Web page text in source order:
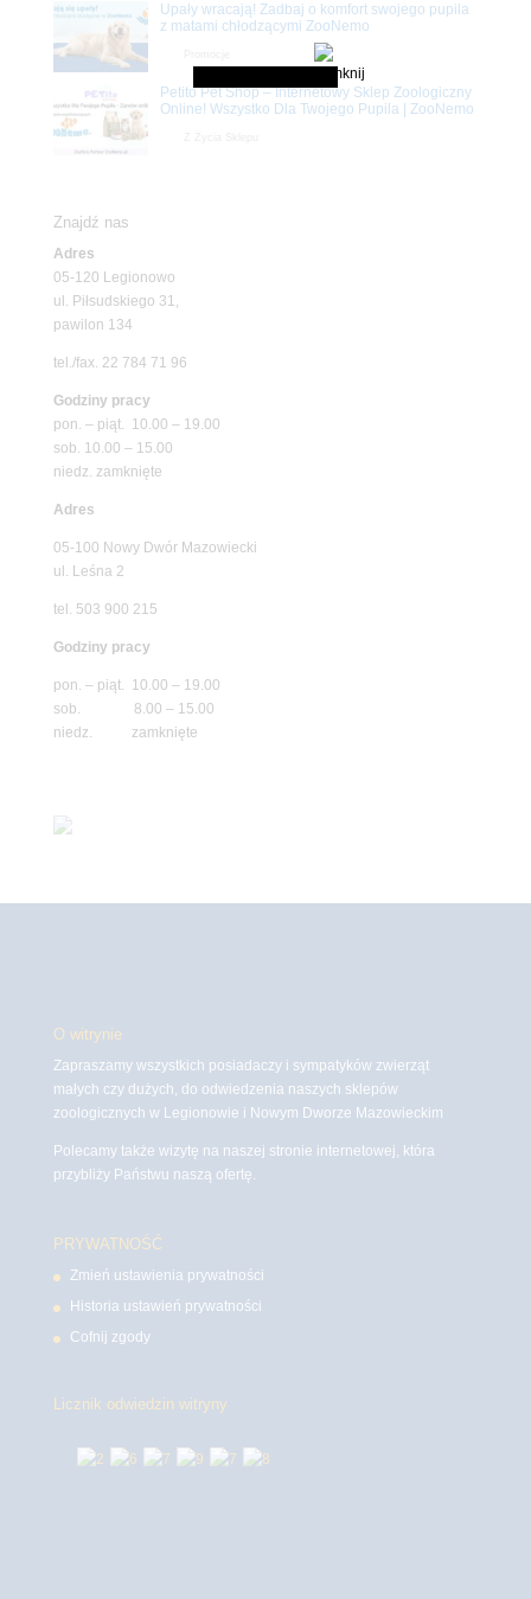
Upały wracają! Zadbaj o komfort swojego pupila
z matami chłodzącymi ZooNemo
Petito Pet Shop – Internetowy Sklep Zoologiczny
Online! Wszystko Dla Twojego Pupila | ZooNemo
Znajdź nas
Adres
05-120 Legionowo
ul. Piłsudskiego 31,
pawilon 134
tel./fax. 22 784 71 96
Godziny pracy
pon. – piąt. 10.00 – 19.00
sob. 10.00 – 15.00
niedz. zamknięte
Adres
05-100 Nowy Dwór Mazowiecki
ul. Leśna 2
tel. 503 900 215
Godziny pracy
pon. – piąt. 10.00 – 19.00
sob. 8.00 – 15.00
niedz. zamknięte
O witrynie
Zapraszamy wszystkich posiadaczy i sympatyków zwierząt
małych czy dużych, do odwiedzenia naszych sklepów
zoologicznych w Legionowie i Nowym Dworze Mazowieckim
Polecamy także wizytę na naszej stronie internetowej, która
przybliży Państwu naszą ofertę.
PRYWATNOŚĆ
Zmień ustawienia prywatności
Historia ustawień prywatności
Cofnij zgody
Licznik odwiedzin witryny